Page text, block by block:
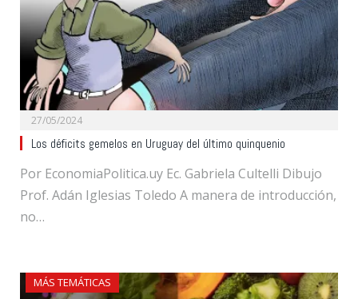
27/05/2024
Los déficits gemelos en Uruguay del último quinquenio
Por EconomiaPolitica.uy Ec. Gabriela Cultelli Dibujo
Prof. Adán Iglesias Toledo A manera de introducción,
no…
MÁS TEMÁTICAS